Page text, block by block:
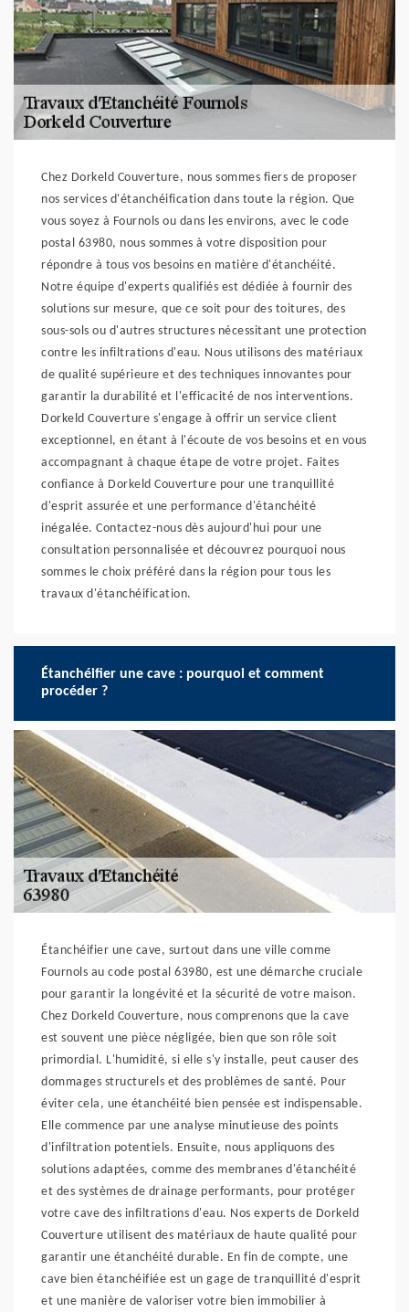
Chez Dorkeld Couverture, nous sommes fiers de proposer
nos services d'étanchéification dans toute la région. Que
vous soyez à Fournols ou dans les environs, avec le code
postal 63980, nous sommes à votre disposition pour
répondre à tous vos besoins en matière d'étanchéité.
Notre équipe d'experts qualifiés est dédiée à fournir des
solutions sur mesure, que ce soit pour des toitures, des
sous-sols ou d'autres structures nécessitant une protection
contre les infiltrations d'eau. Nous utilisons des matériaux
de qualité supérieure et des techniques innovantes pour
garantir la durabilité et l'efficacité de nos interventions.
Dorkeld Couverture s'engage à offrir un service client
exceptionnel, en étant à l'écoute de vos besoins et en vous
accompagnant à chaque étape de votre projet. Faites
confiance à Dorkeld Couverture pour une tranquillité
d'esprit assurée et une performance d'étanchéité
inégalée. Contactez-nous dès aujourd'hui pour une
consultation personnalisée et découvrez pourquoi nous
sommes le choix préféré dans la région pour tous les
travaux d'étanchéification.
Étanchéifier une cave : pourquoi et comment
procéder ?
Étanchéifier une cave, surtout dans une ville comme
Fournols au code postal 63980, est une démarche cruciale
pour garantir la longévité et la sécurité de votre maison.
Chez Dorkeld Couverture, nous comprenons que la cave
est souvent une pièce négligée, bien que son rôle soit
primordial. L'humidité, si elle s'y installe, peut causer des
dommages structurels et des problèmes de santé. Pour
éviter cela, une étanchéité bien pensée est indispensable.
Elle commence par une analyse minutieuse des points
d'infiltration potentiels. Ensuite, nous appliquons des
solutions adaptées, comme des membranes d'étanchéité
et des systèmes de drainage performants, pour protéger
votre cave des infiltrations d'eau. Nos experts de Dorkeld
Couverture utilisent des matériaux de haute qualité pour
garantir une étanchéité durable. En fin de compte, une
cave bien étanchéifiée est un gage de tranquillité d'esprit
et une manière de valoriser votre bien immobilier à